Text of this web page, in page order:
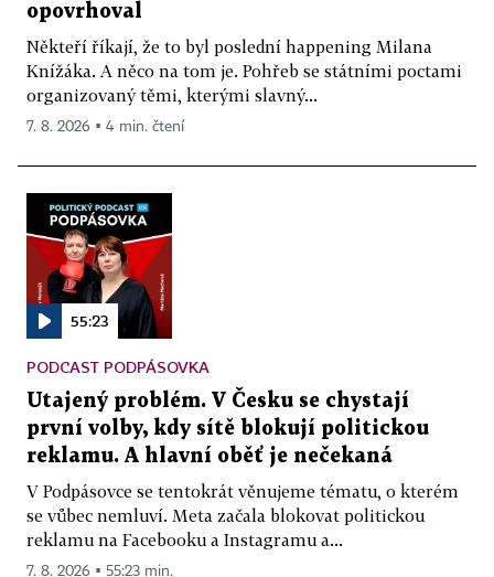
opovrhoval
Někteří říkají, že to byl poslední happening Milana
Knížáka. A něco na tom je. Pohřeb se státními poctami
organizovaný těmi, kterými slavný...
7. 8. 2026 ▪ 4 min. čtení
55:23
PODCAST PODPÁSOVKA
Utajený problém. V Česku se chystají
první volby, kdy sítě blokují politickou
reklamu. A hlavní oběť je nečekaná
V Podpásovce se tentokrát věnujeme tématu, o kterém
se vůbec nemluví. Meta začala blokovat politickou
reklamu na Facebooku a Instagramu a...
7. 8. 2026 ▪ 55:23 min.